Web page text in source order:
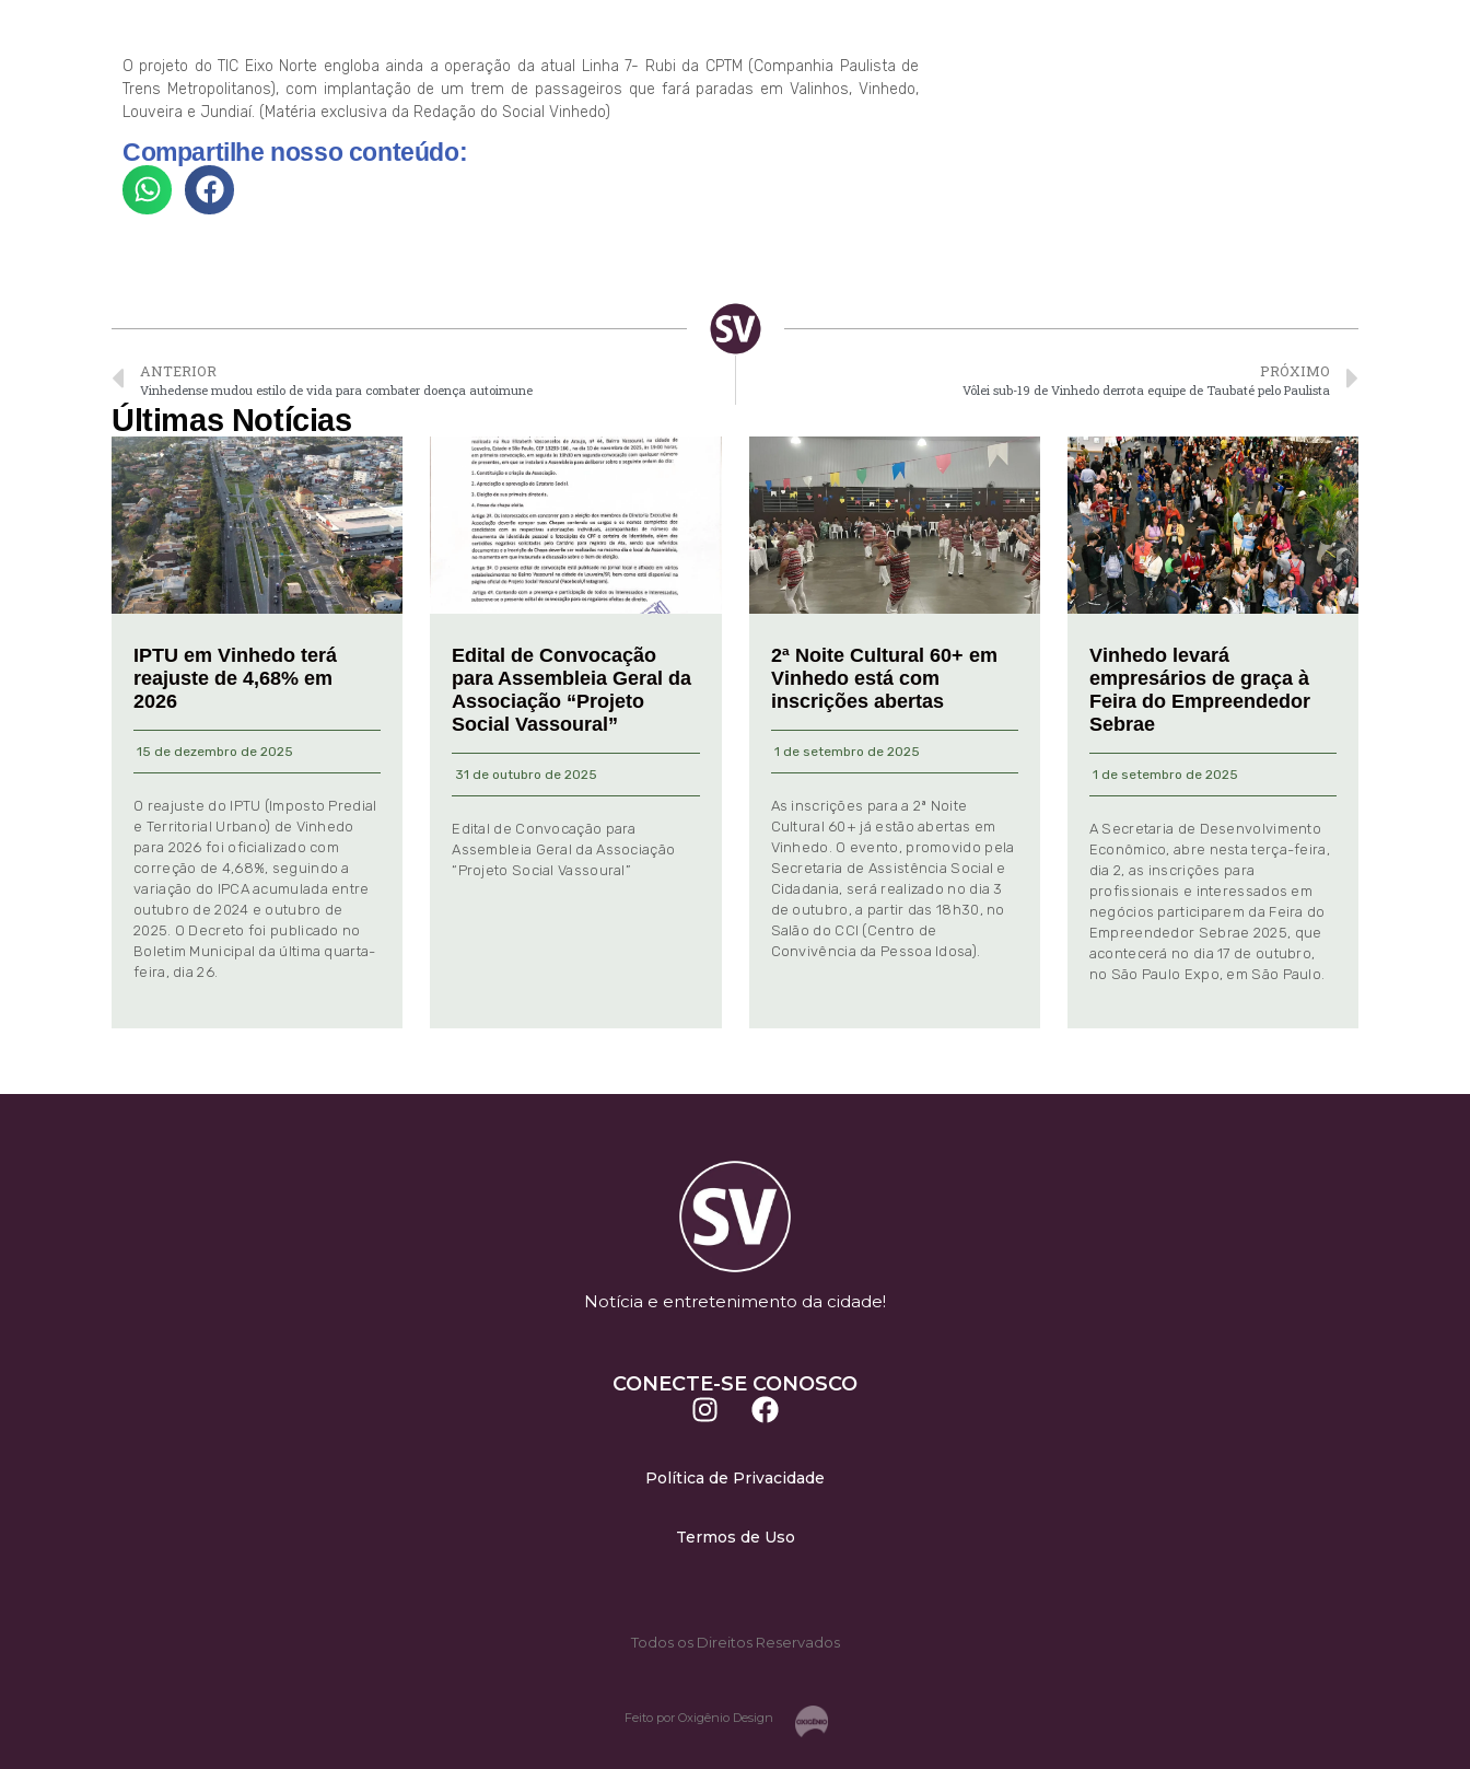
O projeto do TIC Eixo Norte engloba ainda a operação da atual Linha 7- Rubi da CPTM (Companhia Paulista de
Trens Metropolitanos), com implantação de um trem de passageiros que fará paradas em Valinhos, Vinhedo,
Louveira e Jundiaí. (Matéria exclusiva da Redação do Social Vinhedo)
Compartilhe nosso conteúdo:
ANTERIOR
Vinhedense mudou estilo de vida para combater doença autoimune
PRÓXIMO
Vôlei sub-19 de Vinhedo derrota equipe de Taubaté pelo Paulista
Últimas Notícias
IPTU em Vinhedo terá
reajuste de 4,68% em
2026
15 de dezembro de 2025
O reajuste do IPTU (Imposto Predial
e Territorial Urbano) de Vinhedo
para 2026 foi oficializado com
correção de 4,68%, seguindo a
variação do IPCA acumulada entre
outubro de 2024 e outubro de
2025. O Decreto foi publicado no
Boletim Municipal da última quarta-
feira, dia 26.
Edital de Convocação
para Assembleia Geral da
Associação “Projeto
Social Vassoural”
31 de outubro de 2025
Edital de Convocação para
Assembleia Geral da Associação
“Projeto Social Vassoural”
2ª Noite Cultural 60+ em
Vinhedo está com
inscrições abertas
1 de setembro de 2025
As inscrições para a 2ª Noite
Cultural 60+ já estão abertas em
Vinhedo. O evento, promovido pela
Secretaria de Assistência Social e
Cidadania, será realizado no dia 3
de outubro, a partir das 18h30, no
Salão do CCI (Centro de
Convivência da Pessoa Idosa).
Vinhedo levará
empresários de graça à
Feira do Empreendedor
Sebrae
1 de setembro de 2025
A Secretaria de Desenvolvimento
Econômico, abre nesta terça-feira,
dia 2, as inscrições para
profissionais e interessados em
negócios participarem da Feira do
Empreendedor Sebrae 2025, que
acontecerá no dia 17 de outubro,
no São Paulo Expo, em São Paulo.
Notícia e entretenimento da cidade!
CONECTE-SE CONOSCO
Política de Privacidade
Termos de Uso
Todos os Direitos Reservados
Feito por Oxigênio Design